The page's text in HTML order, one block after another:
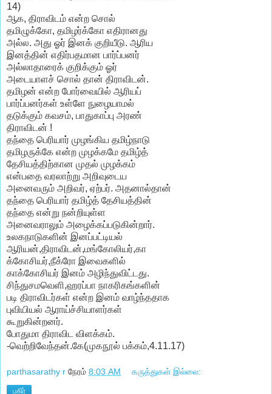
14)
ஆக, திராவிடம் என்ற சொல்
தமிழுக்கோ, தமிழர்க்கோ எதிரானது
அல்ல. அது ஓர் இனக் குறியீடு. ஆரிய
இனத்தின் எதிர்பதமான பார்ப்பனர்
அல்லாதாரைக் குறிக்கும் ஓர்
அடையாளச் சொல் தான் திராவிடன்.
தமிழன் என்ற போர்வையில் ஆரியப்
பார்ப்பனர்கள் உள்ளே நுழையாமல்
தடுக்கும் கவசம், பாதுகாப்பு அரண்
திராவிடன் !
தந்தை பெரியார் முழங்கிய தமிழ்நாடு
தமிழருக்கே என்ற முழக்கமே தமிழ்த்
தேசியத்திற்கான முதல் முழக்கம்
என்பதை வரலாற்று அறிவுடைய
அனைவரும் அறிவர், ஏற்பர். அதனால்தான்
தந்தை பெரியார் தமிழ்த் தேசியத்தின்
தந்தை என்று நன்றியுள்ள
அனைவராலும் அழைக்கப்படுகின்றார்.
உலகநாடுகளின் இனப்பட்டியல்
ஆரியன்,திராவிடன்,மங்கோலியர்,கா
க்கோசியர்,நீக்ரோ இவைகளில்
காக்கோசியர் இனம் அழிந்துவிட்டது.
சிந்துசமவெளி,ஹரப்பா நாகரிகங்களின்
படி திராவிடர்கள் என்ற இனம் வாழ்ந்ததாக
புவியியல் ஆராய்ச்சியாளர்கள்
கூறுகின்றனர்.
போதுமா திராவிட விளக்கம்.
-வெற்றிவேந்தன்.கே(முகநூல் பக்கம்,4.11.17)
parthasarathy r நேரம் 8:03 AM கருத்துகள் இல்லை:
பகிர்